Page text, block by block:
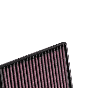
español
한국어